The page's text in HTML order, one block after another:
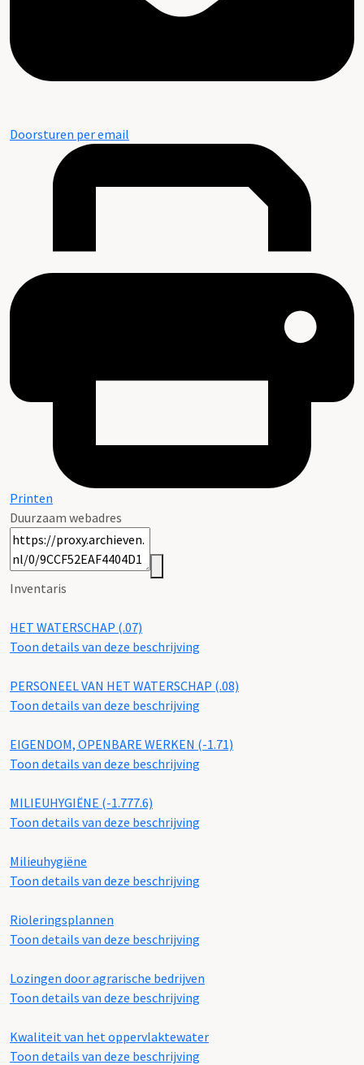
Doorsturen per email
Printen
Duurzaam webadres
Inventaris
HET WATERSCHAP (.07)
Toon details van deze beschrijving
PERSONEEL VAN HET WATERSCHAP (.08)
Toon details van deze beschrijving
EIGENDOM, OPENBARE WERKEN (-1.71)
Toon details van deze beschrijving
MILIEUHYGIËNE (-1.777.6)
Toon details van deze beschrijving
Milieuhygiëne
Toon details van deze beschrijving
Rioleringsplannen
Toon details van deze beschrijving
Lozingen door agrarische bedrijven
Toon details van deze beschrijving
Kwaliteit van het oppervlaktewater
Toon details van deze beschrijving